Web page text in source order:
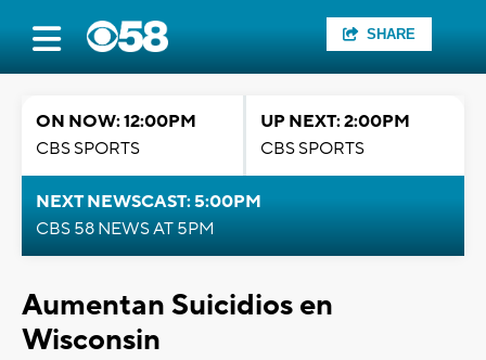
SHARE
ON NOW: 12:00PM
CBS SPORTS
UP NEXT: 2:00PM
CBS SPORTS
NEXT NEWSCAST: 5:00PM
CBS 58 NEWS AT 5PM
Aumentan Suicidios en
Wisconsin